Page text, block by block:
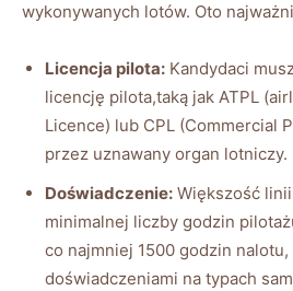
wykonywanych lotów. Oto
Licencja pilota: Kandydaci
licencję pilota,taką jak ATPL
Licence) lub CPL (Commercial
przez uznawany organ lotniczy.
Doświadczenie: Większość
minimalnej liczby godzin
co najmniej 1500 godzin
doświadczeniami na typach